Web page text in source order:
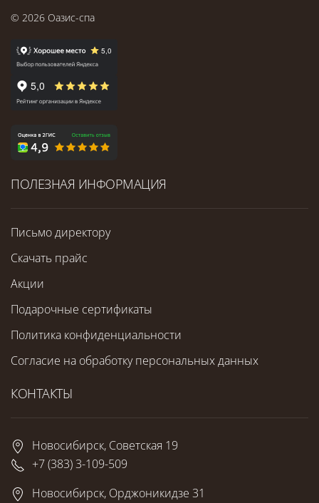
© 2026 Оазис-спа
ПОЛЕЗНАЯ ИНФОРМАЦИЯ
Письмо директору
Скачать прайс
Акции
Подарочные сертификаты
Политика конфиденциальности
Согласие на обработку персональных данных
КОНТАКТЫ
Новосибирск, Советская 19
+7 (383) 3-109-509
Новосибирск, Орджоникидзе 31